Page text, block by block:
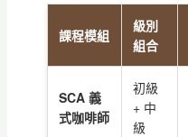
課程模組
級別
組合
SCA 義
式咖啡師
初級
+ 中
級